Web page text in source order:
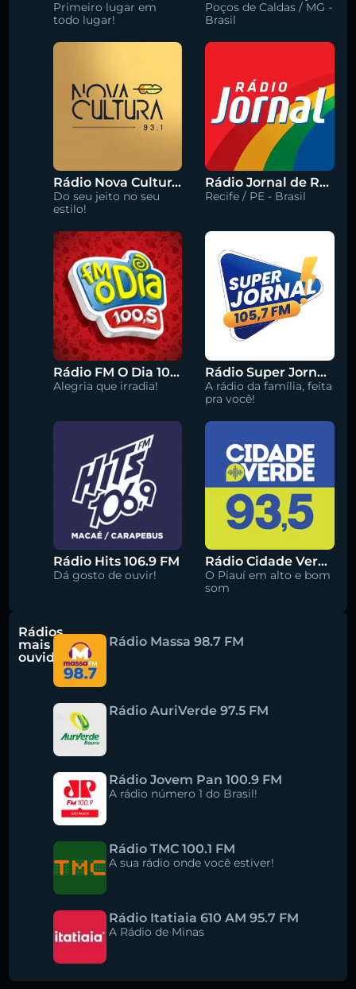
Primeiro lugar em
todo lugar!
Poços de Caldas / MG -
Brasil
Rádio Nova Cultura 93.1 FM
Do seu jeito no seu
estilo!
Rádio Jornal de Recife 90.3 FM
Recife / PE - Brasil
Rádio FM O Dia 100.5
Alegria que irradia!
Rádio Super Jornal 105.7 FM
A rádio da família, feita
pra você!
Rádio Hits 106.9 FM
Dá gosto de ouvir!
Rádio Cidade Verde 93.5 FM
O Piauí em alto e bom
som
Rádios
mais
ouvidas
Rádio Massa 98.7 FM
Rádio AuriVerde 97.5 FM
Rádio Jovem Pan 100.9 FM
A rádio número 1 do Brasil!
Rádio TMC 100.1 FM
A sua rádio onde você estiver!
Rádio Itatiaia 610 AM 95.7 FM
A Rádio de Minas